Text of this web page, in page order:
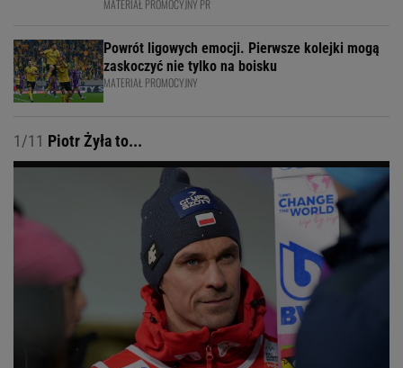
MATERIAŁ PROMOCYJNY PR
Powrót ligowych emocji. Pierwsze kolejki mogą
zaskoczyć nie tylko na boisku
MATERIAŁ PROMOCYJNY
1/11 Piotr Żyła to...